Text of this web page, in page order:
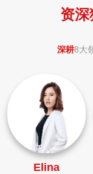
资深
深耕8大
Elina